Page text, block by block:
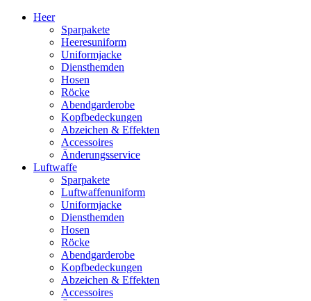
Heer
Sparpakete
Heeresuniform
Uniformjacke
Diensthemden
Hosen
Röcke
Abendgarderobe
Kopfbedeckungen
Abzeichen & Effekten
Accessoires
Änderungsservice
Luftwaffe
Sparpakete
Luftwaffenuniform
Uniformjacke
Diensthemden
Hosen
Röcke
Abendgarderobe
Kopfbedeckungen
Abzeichen & Effekten
Accessoires